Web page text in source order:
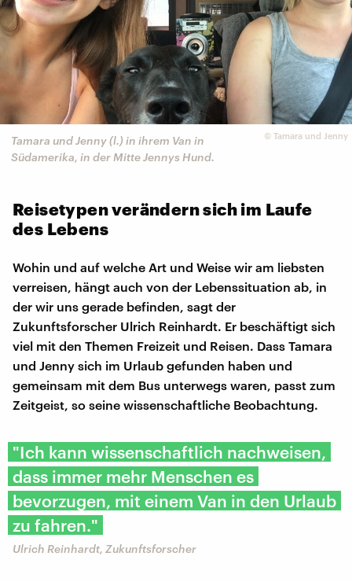
© Tamara und Jenny
Tamara und Jenny (l.) in ihrem Van in
Südamerika, in der Mitte Jennys Hund.
Reisetypen verändern sich im Laufe
des Lebens
Wohin und auf welche Art und Weise wir am liebsten
verreisen, hängt auch von der Lebenssituation ab, in
der wir uns gerade befinden, sagt der
Zukunftsforscher Ulrich Reinhardt. Er beschäftigt sich
viel mit den Themen Freizeit und Reisen. Dass Tamara
und Jenny sich im Urlaub gefunden haben und
gemeinsam mit dem Bus unterwegs waren, passt zum
Zeitgeist, so seine wissenschaftliche Beobachtung.
"Ich kann wissenschaftlich nachweisen,
dass immer mehr Menschen es
bevorzugen, mit einem Van in den Urlaub
zu fahren."
Ulrich Reinhardt, Zukunftsforscher